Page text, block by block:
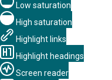
Low saturation
High saturation
Highlight links
Highlight headings
Screen reader